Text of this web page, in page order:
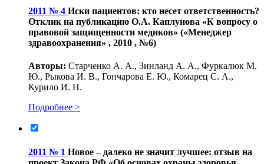
2011 № 4 Иски пациентов: кто несет ответственность?
Отклик на публикацию О.А. Каплунова «К вопросу о
правовой защищенности медиков» («Менеджер
здравоохранения» , 2010 , №6)
Авторы: Старченко А. А., Зинланд А. А., Фуркалюк М.
Ю., Рыкова И. В., Гончарова Е. Ю., Комарец С. А.,
Курило И. Н.
Подробнее >
2011 № 1 Новое – далеко не значит лучшее: отзыв на